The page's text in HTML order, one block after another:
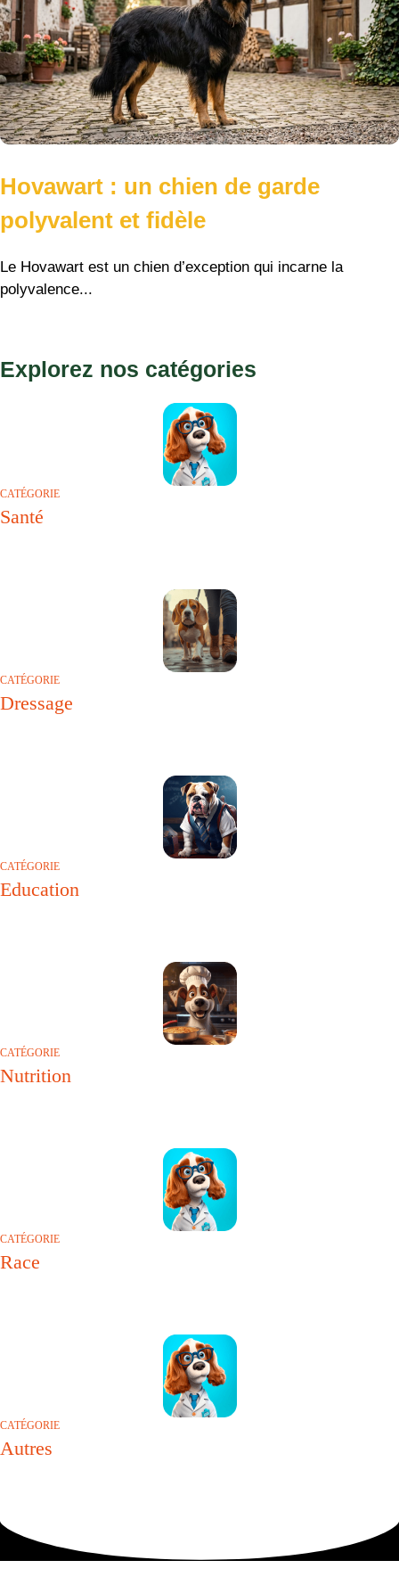
Hovawart : un chien de garde
polyvalent et fidèle
Le Hovawart est un chien d’exception qui incarne la
polyvalence...
Explorez nos catégories
CATÉGORIE
Santé
CATÉGORIE
Dressage
CATÉGORIE
Education
CATÉGORIE
Nutrition
CATÉGORIE
Race
CATÉGORIE
Autres